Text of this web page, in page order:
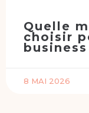
Quelle
choisir
8 MAI 2026